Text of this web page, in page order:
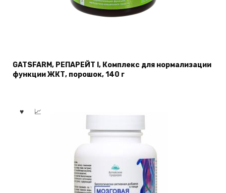
GATSFARM, РЕПАРЕЙТ I, Комплекс для нормализации
функции ЖКТ, порошок, 140 г